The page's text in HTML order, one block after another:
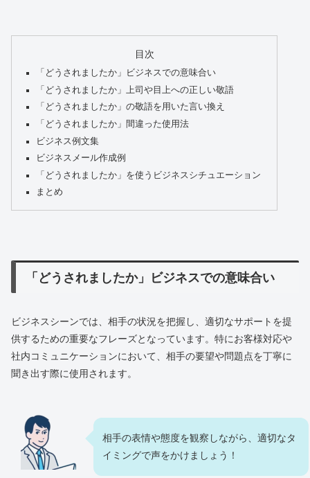
目次
「どうされましたか」ビジネスでの意味合い
「どうされましたか」上司や目上への正しい敬語
「どうされましたか」の敬語を用いた言い換え
「どうされましたか」間違った使用法
ビジネス例文集
ビジネスメール作成例
「どうされましたか」を使うビジネスシチュエーション
まとめ
「どうされましたか」ビジネスでの意味合い
ビジネスシーンでは、相手の状況を把握し、適切なサポートを提
供するための重要なフレーズとなっています。特にお客様対応や
社内コミュニケーションにおいて、相手の要望や問題点を丁寧に
聞き出す際に使用されます。
相手の表情や態度を観察しながら、適切なタ
イミングで声をかけましょう！